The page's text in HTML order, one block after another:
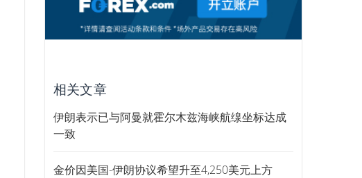
相关文章
伊朗表示已与阿曼就霍尔木兹海峡航缐坐标达成
一致
金价因美国-伊朗协议希望升至4,250美元上方